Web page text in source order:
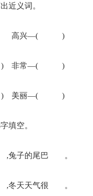
近义词。
) 高兴—( )
非常—( )
美丽—( )
填空。
,兔子的尾巴 。
,冬天天气很 。